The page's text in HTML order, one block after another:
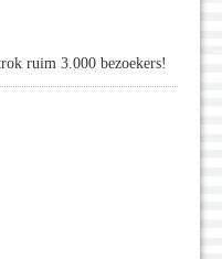
ruim 3.000 bezoekers!